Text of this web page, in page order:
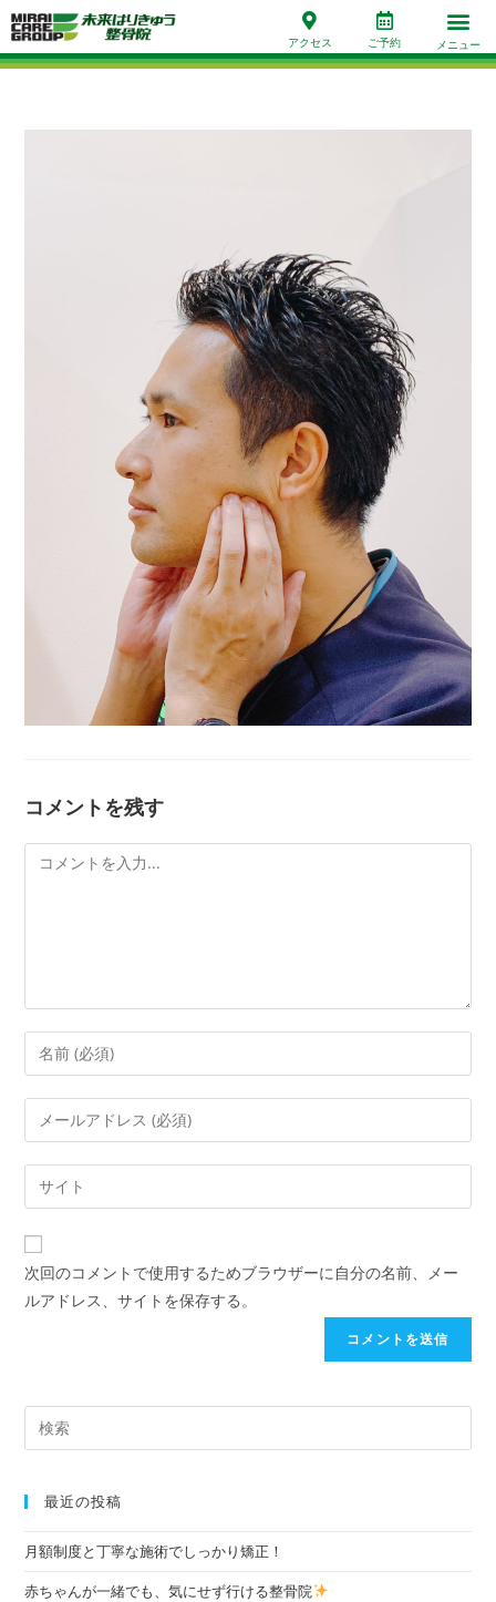
アクセス ご予約 メニュー
コメントを残す
次回のコメントで使用するためブラウザーに自分の名前、メー
ルアドレス、サイトを保存する。
最近の投稿
月額制度と丁寧な施術でしっかり矯正！
赤ちゃんが一緒でも、気にせず行ける整骨院